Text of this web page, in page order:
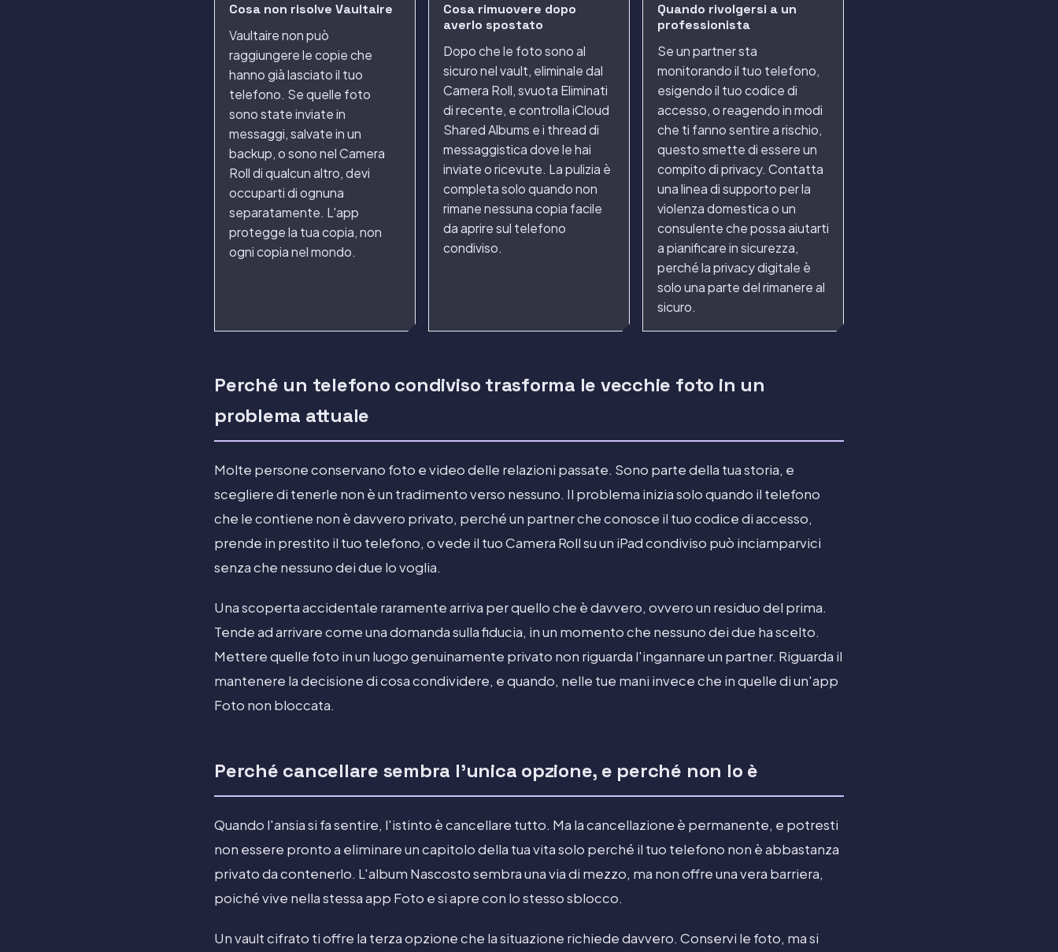
Cosa non risolve Vaultaire
Vaultaire non può
raggiungere le copie che
hanno già lasciato il tuo
telefono. Se quelle foto
sono state inviate in
messaggi, salvate in un
backup, o sono nel Camera
Roll di qualcun altro, devi
occuparti di ognuna
separatamente. L'app
protegge la tua copia, non
ogni copia nel mondo.
Cosa rimuovere dopo
averlo spostato
Dopo che le foto sono al
sicuro nel vault, eliminale dal
Camera Roll, svuota Eliminati
di recente, e controlla iCloud
Shared Albums e i thread di
messaggistica dove le hai
inviate o ricevute. La pulizia è
completa solo quando non
rimane nessuna copia facile
da aprire sul telefono
condiviso.
Quando rivolgersi a un
professionista
Se un partner sta
monitorando il tuo telefono,
esigendo il tuo codice di
accesso, o reagendo in modi
che ti fanno sentire a rischio,
questo smette di essere un
compito di privacy. Contatta
una linea di supporto per la
violenza domestica o un
consulente che possa aiutarti
a pianificare in sicurezza,
perché la privacy digitale è
solo una parte del rimanere al
sicuro.
Perché un telefono condiviso trasforma le vecchie foto in un
problema attuale
Molte persone conservano foto e video delle relazioni passate. Sono parte della tua storia, e
scegliere di tenerle non è un tradimento verso nessuno. Il problema inizia solo quando il telefono
che le contiene non è davvero privato, perché un partner che conosce il tuo codice di accesso,
prende in prestito il tuo telefono, o vede il tuo Camera Roll su un iPad condiviso può inciamparvici
senza che nessuno dei due lo voglia.
Una scoperta accidentale raramente arriva per quello che è davvero, ovvero un residuo del prima.
Tende ad arrivare come una domanda sulla fiducia, in un momento che nessuno dei due ha scelto.
Mettere quelle foto in un luogo genuinamente privato non riguarda l'ingannare un partner. Riguarda il
mantenere la decisione di cosa condividere, e quando, nelle tue mani invece che in quelle di un'app
Foto non bloccata.
Perché cancellare sembra l'unica opzione, e perché non lo è
Quando l'ansia si fa sentire, l'istinto è cancellare tutto. Ma la cancellazione è permanente, e potresti
non essere pronto a eliminare un capitolo della tua vita solo perché il tuo telefono non è abbastanza
privato da contenerlo. L'album Nascosto sembra una via di mezzo, ma non offre una vera barriera,
poiché vive nella stessa app Foto e si apre con lo stesso sblocco.
Un vault cifrato ti offre la terza opzione che la situazione richiede davvero. Conservi le foto, ma si